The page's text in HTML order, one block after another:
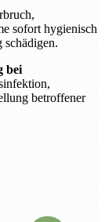
sofort hygienisch
schädigen.
bei
betroffener